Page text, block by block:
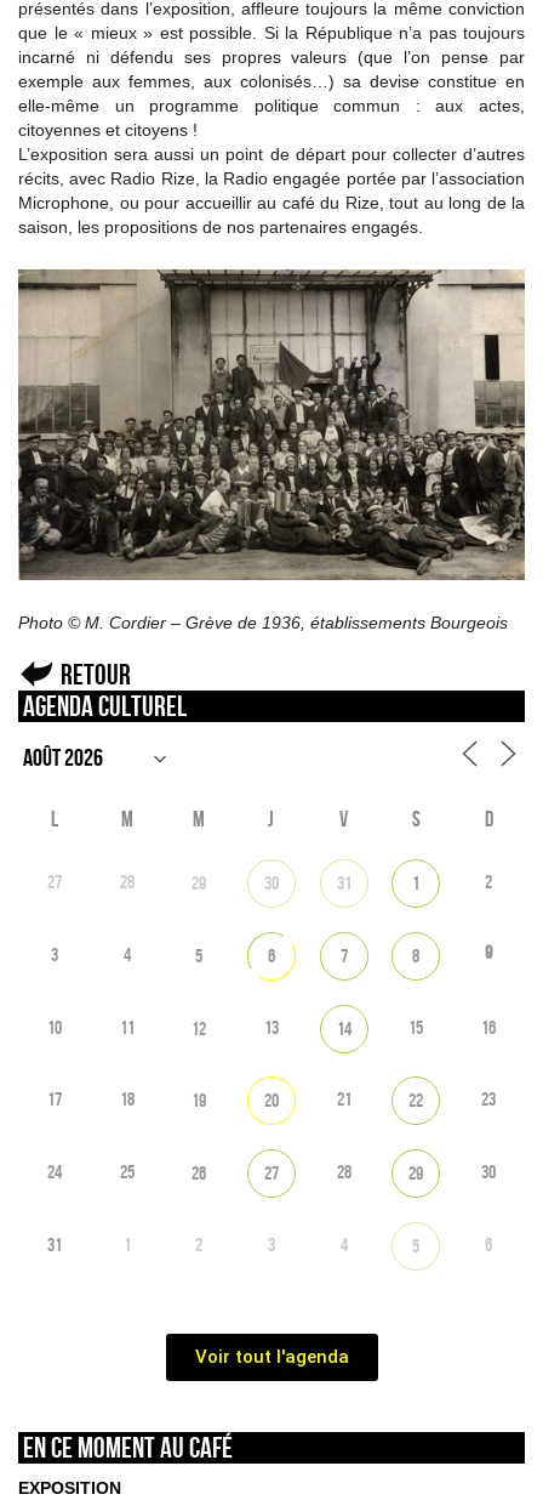
présentés dans l’exposition, affleure toujours la même conviction
que le « mieux » est possible. Si la République n’a pas toujours
incarné ni défendu ses propres valeurs (que l’on pense par
exemple aux femmes, aux colonisés…) sa devise constitue en
elle-même un programme politique commun : aux actes,
citoyennes et citoyens !
L’exposition sera aussi un point de départ pour collecter d’autres
récits, avec Radio Rize, la Radio engagée portée par l’association
Microphone, ou pour accueillir au café du Rize, tout au long de la
saison, les propositions de nos partenaires engagés.
Photo © M. Cordier – Grève de 1936, établissements Bourgeois
Retour
Agenda culturel
L M M J V S D
27 28 29 30 31 1 2
3 4 5 6 7 8 9
10 11 12 13 14 15 16
17 18 19 20 21 22 23
24 25 26 27 28 29 30
31 1 2 3 4 5 6
Voir tout l'agenda
En ce moment au café
EXPOSITION